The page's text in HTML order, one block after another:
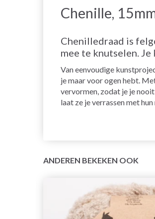
Chenille,
Chenilledraad is
mee te knutselen.
Van eenvoudige
je maar voor ogen hebt.
vervormen, zodat je je
laat ze je verrassen met
ANDEREN BEKEKEN OOK